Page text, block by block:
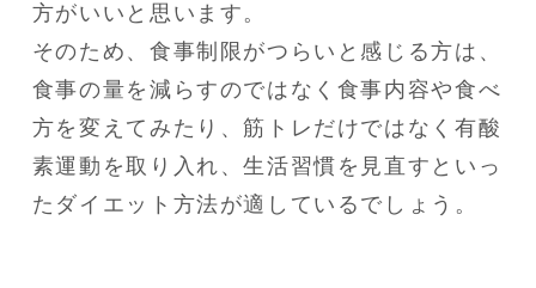
方がいいと思います。
そのため、食事制限がつらいと感じる方は、
食事の量を減らすのではなく食事内容や食べ
方を変えてみたり、筋トレだけではなく有酸
素運動を取り入れ、生活習慣を見直すといっ
たダイエット方法が適しているでしょう。